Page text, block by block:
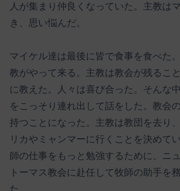
人が集まり仲良くなっていた。主教は
き、思い悩んだ。
マイケル達は最後に皆で食事を食べた
教がやって来る。主教は教会が残るこ
に教えた。人々は喜び合った。そんな
をこっそり連れ出して話をした。教会
持つことになった。主教は教団を去り
リカやミャンマーに行くことを決めて
師の仕事をもっと勉強するために、ニ
トーマス教会に赴任して牧師の助手を